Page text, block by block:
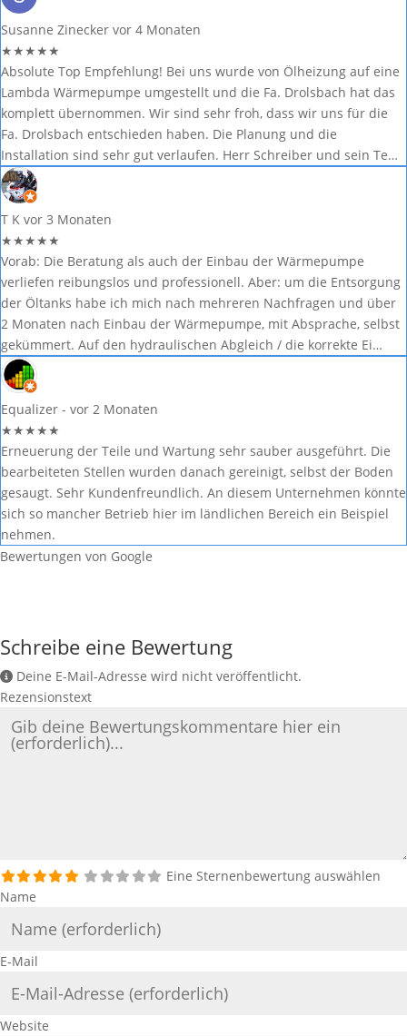
Susanne Zinecker vor 4 Monaten
★★★★★
Absolute Top Empfehlung! Bei uns wurde von Ölheizung auf eine
Lambda Wärmepumpe umgestellt und die Fa. Drolsbach hat das
komplett übernommen. Wir sind sehr froh, dass wir uns für die
Fa. Drolsbach entschieden haben. Die Planung und die
Installation sind sehr gut verlaufen. Herr Schreiber und sein Te…
T K vor 3 Monaten
★★★★★
Vorab: Die Beratung als auch der Einbau der Wärmepumpe
verliefen reibungslos und professionell. Aber: um die Entsorgung
der Öltanks habe ich mich nach mehreren Nachfragen und über
2 Monaten nach Einbau der Wärmepumpe, mit Absprache, selbst
gekümmert. Auf den hydraulischen Abgleich / die korrekte Ei…
Equalizer - vor 2 Monaten
★★★★★
Erneuerung der Teile und Wartung sehr sauber ausgeführt. Die
bearbeiteten Stellen wurden danach gereinigt, selbst der Boden
gesaugt. Sehr Kundenfreundlich. An diesem Unternehmen könnte
sich so mancher Betrieb hier im ländlichen Bereich ein Beispiel
nehmen.
Bewertungen von Google
Schreibe eine Bewertung
Deine E-Mail-Adresse wird nicht veröffentlicht.
Rezensionstext
Eine Sternenbewertung auswählen
Name
E-Mail
Website